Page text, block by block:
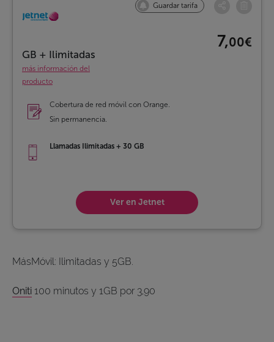
Guardar tarifa
GB + Ilimitadas
más información del
producto
7,00€
Ver en Jetnet
Cobertura de red móvil con Orange.
Sin permanencia.
Llamadas Ilimitadas + 30 GB
MásMóvil: Ilimitadas y 5GB.
Oniti 100 minutos y 1GB por 3,90